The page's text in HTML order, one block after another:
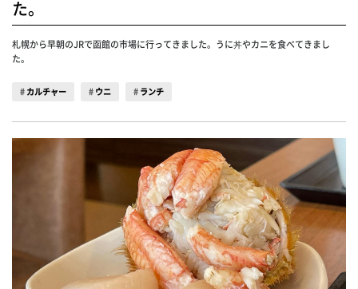
た。
札幌から早朝のJRで函館の市場に行ってきました。うに丼やカニを食べてきまし
た。
カルチャー ウニ ランチ